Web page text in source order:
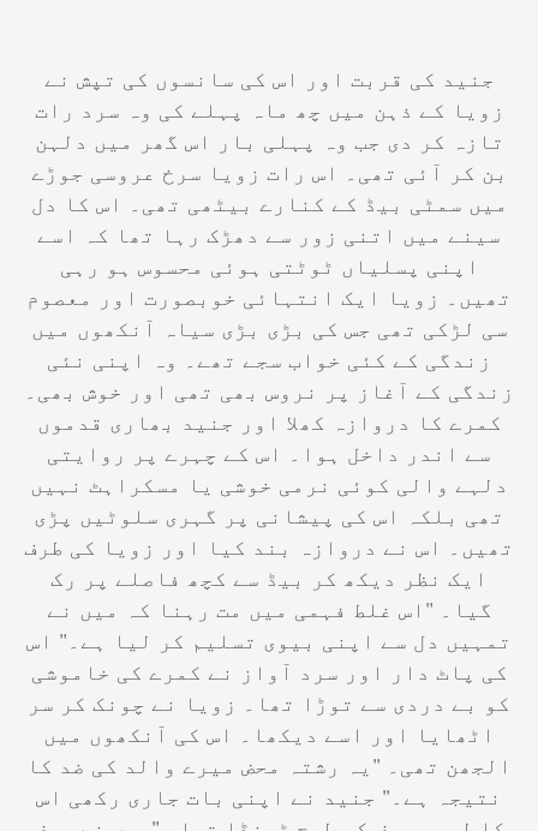
​جنید کی قربت اور اس کی سانسوں کی تپش نے
زویا کے ذہن میں چھ ماہ پہلے کی وہ سرد رات
تازہ کر دی جب وہ پہلی بار اس گھر میں دلہن
بن کر آئی تھی۔ اس رات زویا سرخ عروسی جوڑے
میں سمٹی بیڈ کے کنارے بیٹھی تھی۔ اس کا دل
سینے میں اتنی زور سے دھڑک رہا تھا کہ اسے
اپنی پسلیاں ٹوٹتی ہوئی محسوس ہو رہی
تھیں۔ زویا ایک انتہائی خوبصورت اور معصوم
سی لڑکی تھی جس کی بڑی بڑی سیاہ آنکھوں میں
زندگی کے کئی خواب سجے تھے۔ وہ اپنی نئی
زندگی کے آغاز پر نروس بھی تھی اور خوش بھی۔
کمرے کا دروازہ کھلا اور جنید بھاری قدموں
سے اندر داخل ہوا۔ اس کے چہرے پر روایتی
دلہے والی کوئی نرمی خوشی یا مسکراہٹ نہیں
تھی بلکہ اس کی پیشانی پر گہری سلوٹیں پڑی
تھیں۔ اس نے دروازہ بند کیا اور زویا کی طرف
ایک نظر دیکھ کر بیڈ سے کچھ فاصلے پر رک
گیا۔ "اس غلط فہمی میں مت رہنا کہ میں نے
تمہیں دل سے اپنی بیوی تسلیم کر لیا ہے۔" اس
کی پاٹ دار اور سرد آواز نے کمرے کی خاموشی
کو بے دردی سے توڑا تھا۔ زویا نے چونک کر سر
اٹھایا اور اسے دیکھا۔ اس کی آنکھوں میں
الجھن تھی۔ "یہ رشتہ محض میرے والد کی ضد کا
نتیجہ ہے۔" جنید نے اپنی بات جاری رکھی اس